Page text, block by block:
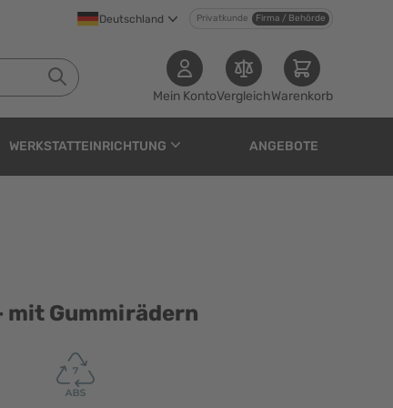
Deutschland Privatkunde Firma / Behörde
Mein KontoVergleichWarenkorb
WERKSTATTEINRICHTUNG ANGEBOTE
mit Gummirädern